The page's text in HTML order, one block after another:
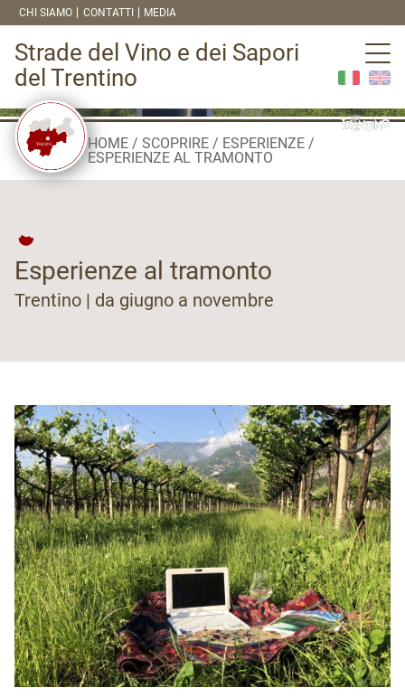
CHI SIAMO CONTATTI MEDIA
Strade del Vino e dei Sapori
del Trentino
HOME SCOPRIRE
ESPERIENZE
ESPERIENZE AL TRAMONTO
Esperienze al tramonto
Trentino | da giugno a novembre